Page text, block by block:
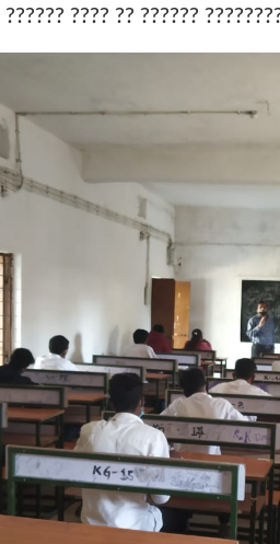
???? ?? ??????